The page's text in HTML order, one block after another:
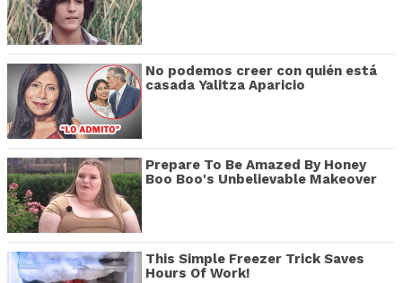
No podemos creer con quién está
casada Yalitza Aparicio
Prepare To Be Amazed By Honey
Boo Boo's Unbelievable Makeover
This Simple Freezer Trick Saves
Hours Of Work!